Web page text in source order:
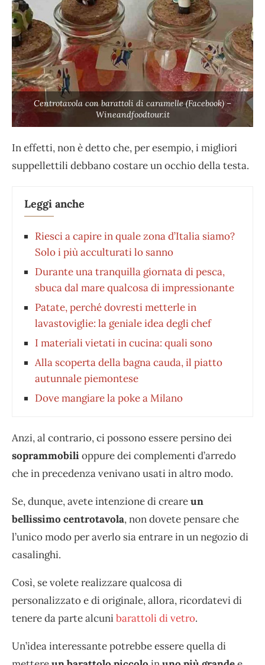
Centrotavola con barattoli di caramelle (Facebook) –
Wineandfoodtour.it
In effetti, non è detto che, per esempio, i migliori
suppellettili debbano costare un occhio della testa.
Leggi anche
Riesci a capire in quale zona d’Italia siamo?
Solo i più acculturati lo sanno
Durante una tranquilla giornata di pesca,
sbuca dal mare qualcosa di impressionante
Patate, perché dovresti metterle in
lavastoviglie: la geniale idea degli chef
I materiali vietati in cucina: quali sono
Alla scoperta della bagna cauda, il piatto
autunnale piemontese
Dove mangiare la poke a Milano
Anzi, al contrario, ci possono essere persino dei
soprammobilioppure dei complementi d’arredo
che in precedenza venivano usati in altro modo.
Se, dunque, avete intenzione di creareun
bellissimo centrotavola, non dovete pensare che
l’unico modo per averlo sia entrare in un negozio di
casalinghi.
Così, se volete realizzare qualcosa di
personalizzato e di originale, allora, ricordatevi di
tenere da parte alcunibarattoli di vetro.
Un’idea interessante potrebbe essere quella di